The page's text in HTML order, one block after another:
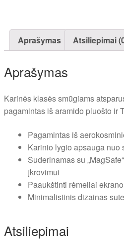
Aprašymas Atsiliepimai
Aprašymas
Karinės klasės smūgiams
pagamintas iš aramido pluošto ir
Pagamintas iš
Karinio lygio apsauga nuo
Suderinamas su
įkrovimui
Paaukštinti rėmeliai
Minimalistinis dizainas
Atsiliepimai